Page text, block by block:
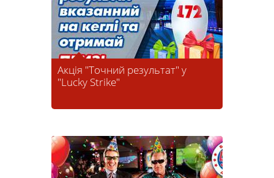
Акція "Точний результат" у
"Lucky Strike"